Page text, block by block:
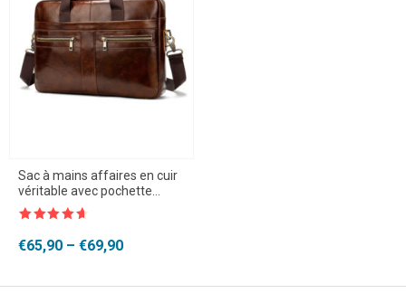
Sac à mains affaires en cuir
véritable avec pochette
d’ordinateur
€65,90 – €69,90
Plage